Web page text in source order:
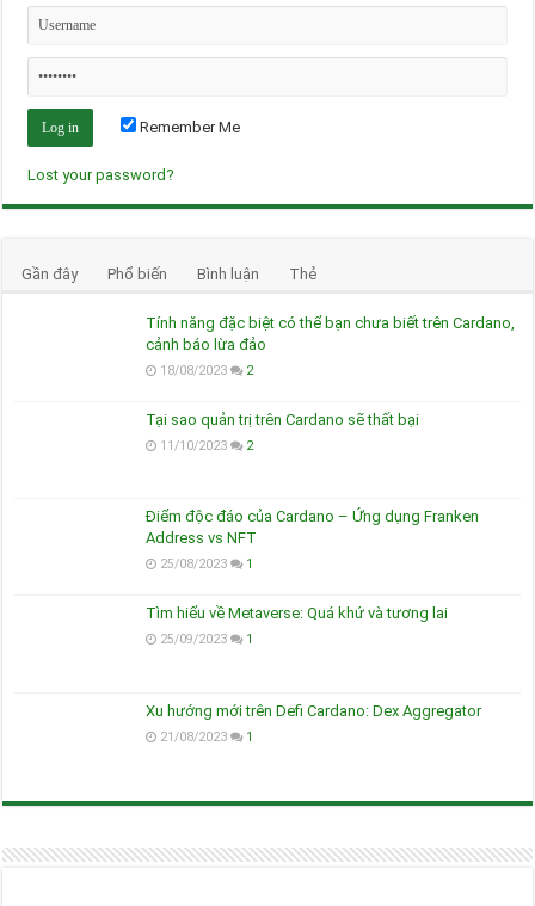
Remember Me
Lost your password?
Gần đây Phổ biến Bình luận Thẻ
Tính năng đặc biệt có thể bạn chưa biết trên Cardano,
cảnh báo lừa đảo
18/08/2023 2
Tại sao quản trị trên Cardano sẽ thất bại
11/10/2023 2
Điểm độc đáo của Cardano – Ứng dụng Franken
Address vs NFT
25/08/2023 1
Tìm hiểu về Metaverse: Quá khứ và tương lai
25/09/2023 1
Xu hướng mới trên Defi Cardano: Dex Aggregator
21/08/2023 1